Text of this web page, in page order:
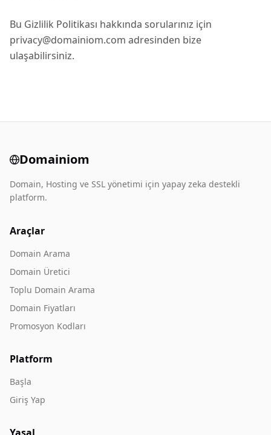
Bu Gizlilik Politikası hakkında sorularınız için
privacy@domainiom.com adresinden bize
ulaşabilirsiniz.
Domainiom
Domain, Hosting ve SSL yönetimi için yapay zeka destekli
platform.
Araçlar
Domain Arama
Domain Üretici
Toplu Domain Arama
Domain Fiyatları
Promosyon Kodları
Platform
Başla
Giriş Yap